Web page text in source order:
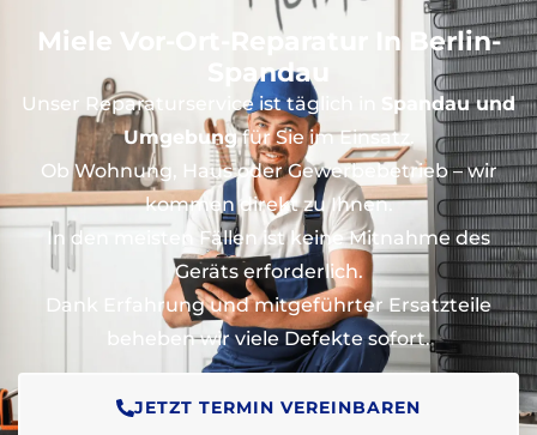
Miele Vor-Ort-Reparatur In Berlin-
Spandau
Unser Reparaturservice ist täglich in
Spandau und
Umgebungfür Sie im Einsatz.
Ob Wohnung, Haus oder Gewerbebetrieb – wir
kommen direkt zu Ihnen.
In den meisten Fällen ist keine Mitnahme des
Geräts erforderlich.
Dank Erfahrung und mitgeführter Ersatzteile
beheben wir viele Defekte sofort.
JETZT TERMIN VEREINBAREN